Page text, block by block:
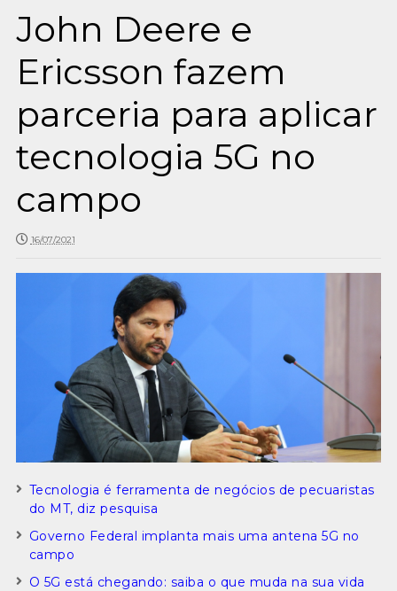
John Deere e
Ericsson fazem
parceria para aplicar
tecnologia 5G no
campo
16/07/2021
Tecnologia é ferramenta de negócios de pecuaristas
do MT, diz pesquisa
Governo Federal implanta mais uma antena 5G no
campo
O 5G está chegando: saiba o que muda na sua vida